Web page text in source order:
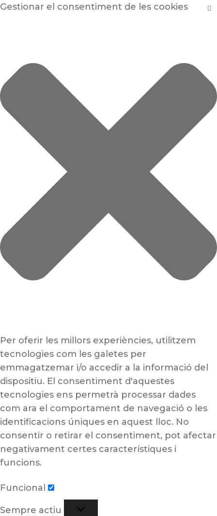
Gestionar el consentiment de les cookies
Per oferir les millors experiències, utilitzem
tecnologies com les galetes per
emmagatzemar i/o accedir a la informació del
dispositiu. El consentiment d'aquestes
tecnologies ens permetrà processar dades
com ara el comportament de navegació o les
identificacions úniques en aquest lloc. No
consentir o retirar el consentiment, pot afectar
negativament certes característiques i
funcions.
Funcional
Sempre actiu